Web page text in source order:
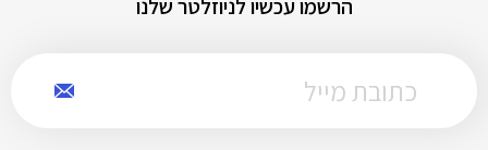
הרשמו עכשיו לניוזלטר שלנו